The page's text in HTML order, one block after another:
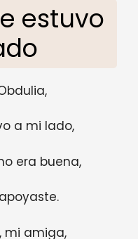
estuvo
a mi lado,
era buena,
mi amiga,